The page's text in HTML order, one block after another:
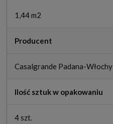
1,44 m2
Producent
Casalgrande Padana-Włochy
Ilość sztuk w opakowaniu
4 szt.